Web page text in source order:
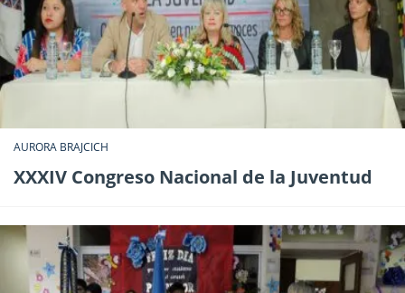
AURORA BRAJCICH
XXXIV Congreso Nacional de la Juventud